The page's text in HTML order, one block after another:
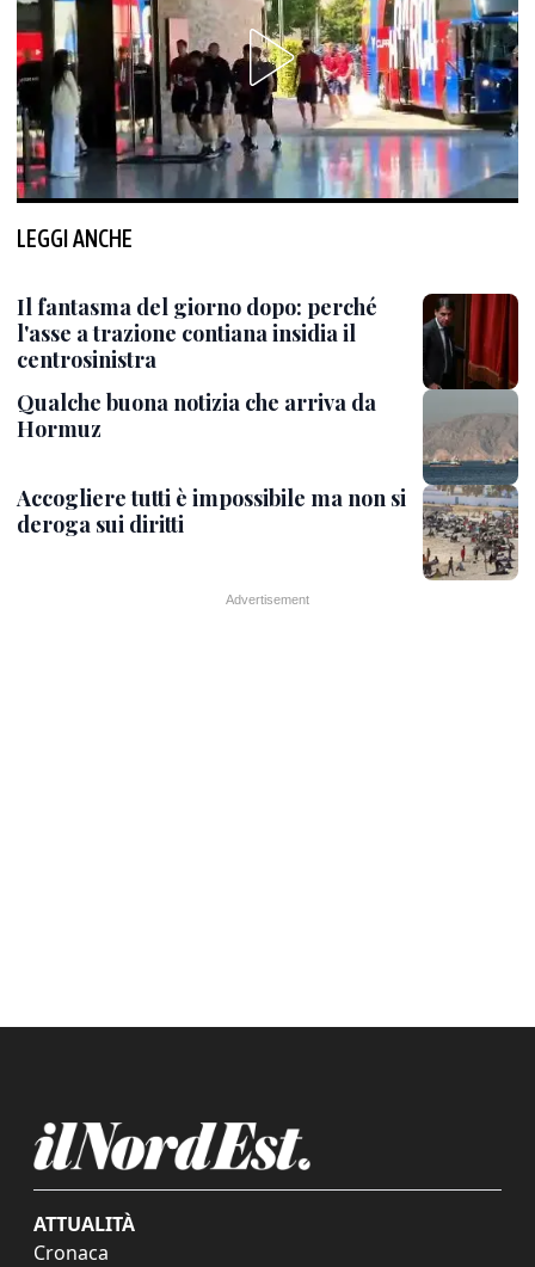
LEGGI ANCHE
Il fantasma del giorno dopo: perché
l'asse a trazione contiana insidia il
centrosinistra
Qualche buona notizia che arriva da
Hormuz
Accogliere tutti è impossibile ma non si
deroga sui diritti
ATTUALITÀ
Cronaca